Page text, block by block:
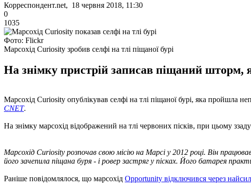
Корреспондент.net, 18 червня 2018, 11:30
0
1035
Фото: Flickr
Марсохід Curiosity зробив селфі на тлі піщаної бурі
На знімку пристрій записав піщаний шторм,
Марсохід Curiosity опублікував селфі на тлі піщаної бурі, яка
CNET.
На знімку марсохід відображений на тлі червоних пісків, при цьому
Марсохід Curiosity розпочав свою місію на Марсі у 2012 році. Він
його зачепила піщана буря - і ровер застряг у пісках. Його батарея
Раніше повідомлялося, що марсохід Opportunity відключився через